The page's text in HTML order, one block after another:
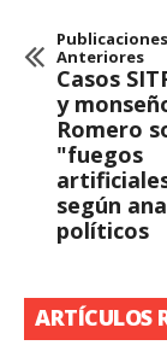
Publicaciones
Anteriores
Casos
y
Romero
"fuegos
según
políticos
ARTÍCULOS